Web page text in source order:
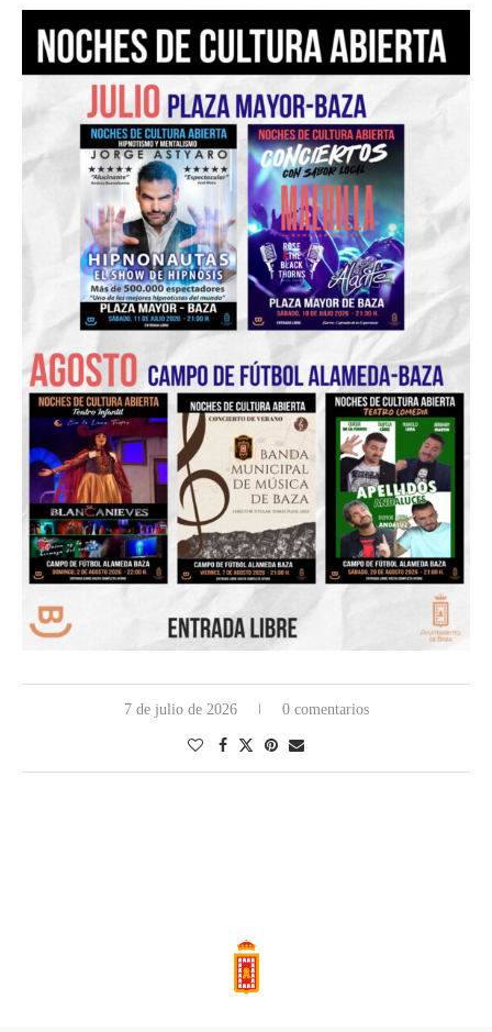
7 de julio de 2026 0 comentarios